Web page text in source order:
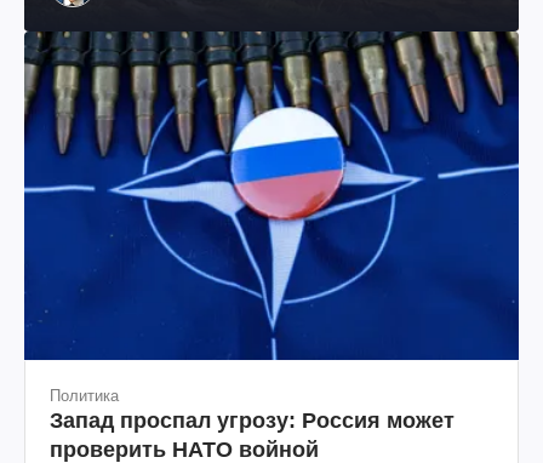
Политика
Запад проспал угрозу: Россия может
проверить НАТО войной